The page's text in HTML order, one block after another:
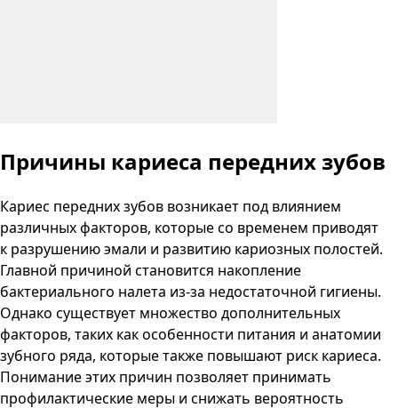
Причины кариеса передних зубов
Кариес передних зубов возникает под влиянием
различных факторов, которые со временем приводят
к разрушению эмали и развитию кариозных полостей.
Главной причиной становится накопление
бактериального налета из-за недостаточной гигиены.
Однако существует множество дополнительных
факторов, таких как особенности питания и анатомии
зубного ряда, которые также повышают риск кариеса.
Понимание этих причин позволяет принимать
профилактические меры и снижать вероятность